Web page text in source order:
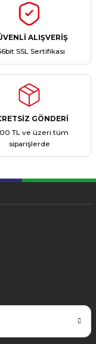
ALIŞVERİŞ
SSL Sertifikası
GÖNDERİ
TL ve üzeri tüm
siparişlerde